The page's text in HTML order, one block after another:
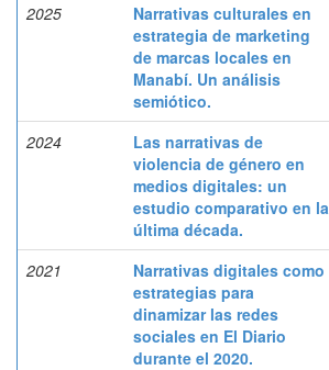
2025
Narrativas culturales en
estrategia de marketing
de marcas locales en
Manabí. Un análisis
semiótico.
2024
Las narrativas de
violencia de género en
medios digitales: un
estudio comparativo en la
última década.
2021
Narrativas digitales como
estrategias para
dinamizar las redes
sociales en El Diario
durante el 2020.